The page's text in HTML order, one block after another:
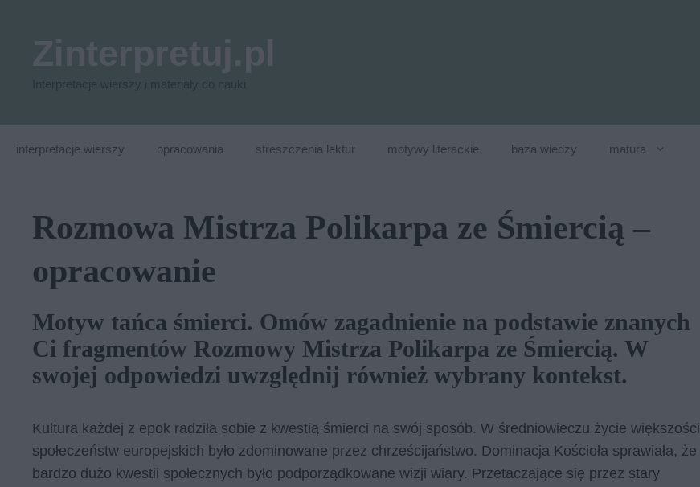
interpretacje wierszy opracowania streszczenia lektur motywy literackie baza wiedzy matura
Rozmowa Mistrza Polikarpa ze Śmiercią –
opracowanie
Motyw tańca śmierci. Omów zagadnienie na podstawie znanych
Ci fragmentów Rozmowy Mistrza Polikarpa ze Śmiercią. W
swojej odpowiedzi uwzględnij również wybrany kontekst.
Kultura każdej z epok radziła sobie z kwestią śmierci na swój sposób. W średniowieczu życie większości
społeczeństw europejskich było zdominowane przez chrześcijaństwo. Dominacja Kościoła sprawiała, że
bardzo dużo kwestii społecznych było podporządkowane wizji wiary. Przetaczające się przez stary